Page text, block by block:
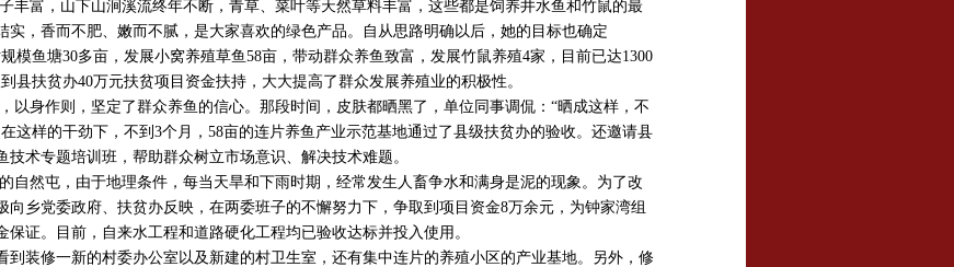
丰富，山下山涧溪流终年不断，青草、菜叶等天然草料丰富，这些都是饲养井水鱼和竹鼠的最
实，香而不肥、嫩而不腻，是大家喜欢的绿色产品。自从思路明确以后，她的目标也确定
模鱼塘30多亩，发展小窝养殖草鱼58亩，带动群众养鱼致富，发展竹鼠养殖4家，目前已达1300
县扶贫办40万元扶贫项目资金扶持，大大提高了群众发展养殖业的积极性。
以身作则，坚定了群众养鱼的信心。那段时间，皮肤都晒黑了，单位同事调侃：“晒成这样，不
这样的干劲下，不到3个月，58亩的连片养鱼产业示范基地通过了县级扶贫办的验收。还邀请县
术专题培训班，帮助群众树立市场意识、解决技术难题。
自然屯，由于地理条件，每当天旱和下雨时期，经常发生人畜争水和满身是泥的现象。为了改
向乡党委政府、扶贫办反映，在两委班子的不懈努力下，争取到项目资金8万余元，为钟家湾组
证。目前，自来水工程和道路硬化工程均已验收达标并投入使用。
到装修一新的村委办公室以及新建的村卫生室，还有集中连片的养殖小区的产业基地。另外，修